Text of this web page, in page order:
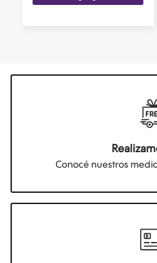
Conocé nuestros